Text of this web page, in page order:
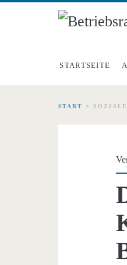
STARTSEITE
START >